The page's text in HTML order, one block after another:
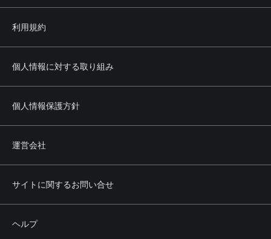
利用規約
個人情報に対する取り組み
個人情報保護方針
運営会社
サイトに関するお問い合せ
ヘルプ